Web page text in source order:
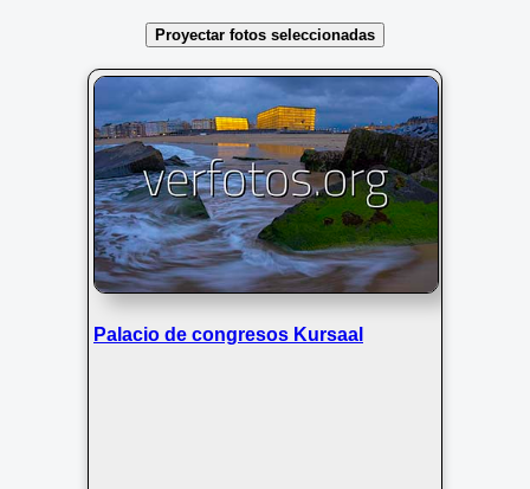
Proyectar fotos seleccionadas
Palacio de congresos Kursaal